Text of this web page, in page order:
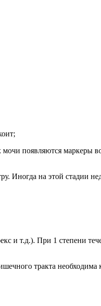
появляются маркеры
Иногда на этой стадии
и т.д.). При 1 степени
тракта необходима